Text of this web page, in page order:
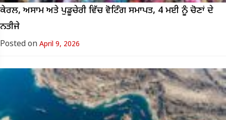
ਕੇਰਲ, ਅਸਾਮ ਅਤੇ ਪੁਡੂਚੇਰੀ ਵਿੱਚ ਵੋਟਿੰਗ ਸਮਾਪਤ, 4 ਮਈ ਨੂੰ ਚੋਣਾਂ ਦੇ
ਨਤੀਜੇ
Posted on April 9, 2026